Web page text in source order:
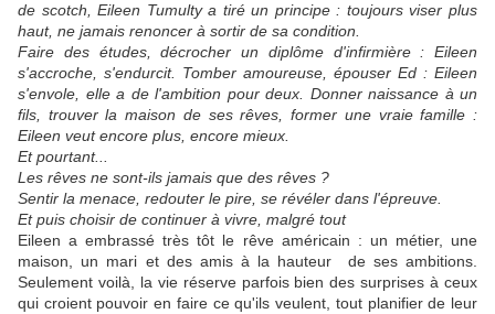
de scotch, Eileen Tumulty a tiré un principe : toujours viser plus
haut, ne jamais renoncer à sortir de sa condition.
Faire des études, décrocher un diplôme d'infirmière : Eileen
s'accroche, s'endurcit. Tomber amoureuse, épouser Ed : Eileen
s'envole, elle a de l'ambition pour deux. Donner naissance à un
fils, trouver la maison de ses rêves, former une vraie famille :
Eileen veut encore plus, encore mieux.
Et pourtant...
Les rêves ne sont-ils jamais que des rêves ?
Sentir la menace, redouter le pire, se révéler dans l'épreuve.
Et puis choisir de continuer à vivre, malgré tout
Eileen a embrassé très tôt le rêve américain : un métier, une
maison, un mari et des amis à la hauteur de ses ambitions.
Seulement voilà, la vie réserve parfois bien des surprises à ceux
qui croient pouvoir en faire ce qu'ils veulent, tout planifier de leur